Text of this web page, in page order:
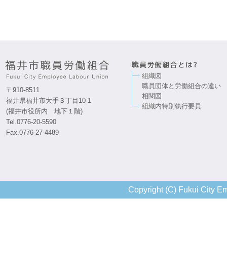
〒910-8511
福井県福井市大手３丁目10-1
(福井市役所内 地下１階)
Tel.0776-20-5590
Fax.0776-27-4489
組織図
職員団体と労働組合の違い
相関図
組織内特別執行要員
Copyright (C) Fukui City